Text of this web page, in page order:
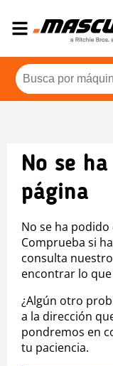
No se
página
No se ha
Comprueba si
consulta
encontrar lo
¿Algún otro
a la dirección
pondremos en
tu paciencia.